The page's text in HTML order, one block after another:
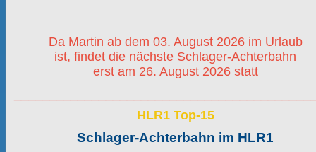
Da Martin ab dem 03. August 2026 im Urlaub
ist, findet die nächste Schlager-Achterbahn
erst am 26. August 2026 statt
HLR1 Top-15
Schlager-Achterbahn im HLR1